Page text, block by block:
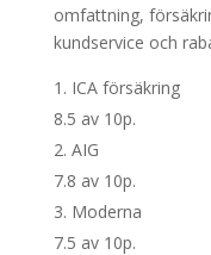
omfattning,
kundservice och
ICA försäkring
8.5 av 10p.
AIG
7.8 av 10p.
Moderna
7.5 av 10p.